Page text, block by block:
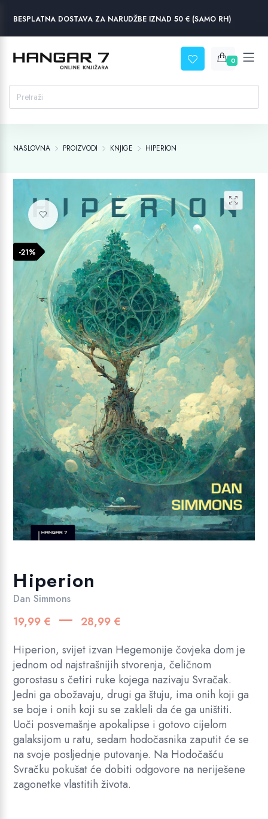
BESPLATNA DOSTAVA ZA NARUDŽBE IZNAD 50 € (SAMO RH)
0
NASLOVNA PROIZVODI KNJIGE HIPERION
Dodaj na listu želja
-21%
Hiperion
Dan Simmons
19,99 € – 28,99 €
od
19,99 €
do
28,99 €
Hiperion, svijet izvan Hegemonije čovjeka dom je
jednom od najstrašnijih stvorenja, čeličnom
gorostasu s četiri ruke kojega nazivaju Svračak.
Jedni ga obožavaju, drugi ga štuju, ima onih koji ga
se boje i onih koji su se zakleli da će ga uništiti.
Uoči posvemašnje apokalipse i gotovo cijelom
galaksijom u ratu, sedam hodočasnika zaputit će se
na svoje posljednje putovanje. Na Hodočašću
Svračku pokušat će dobiti odgovore na neriješene
zagonetke vlastitih života.